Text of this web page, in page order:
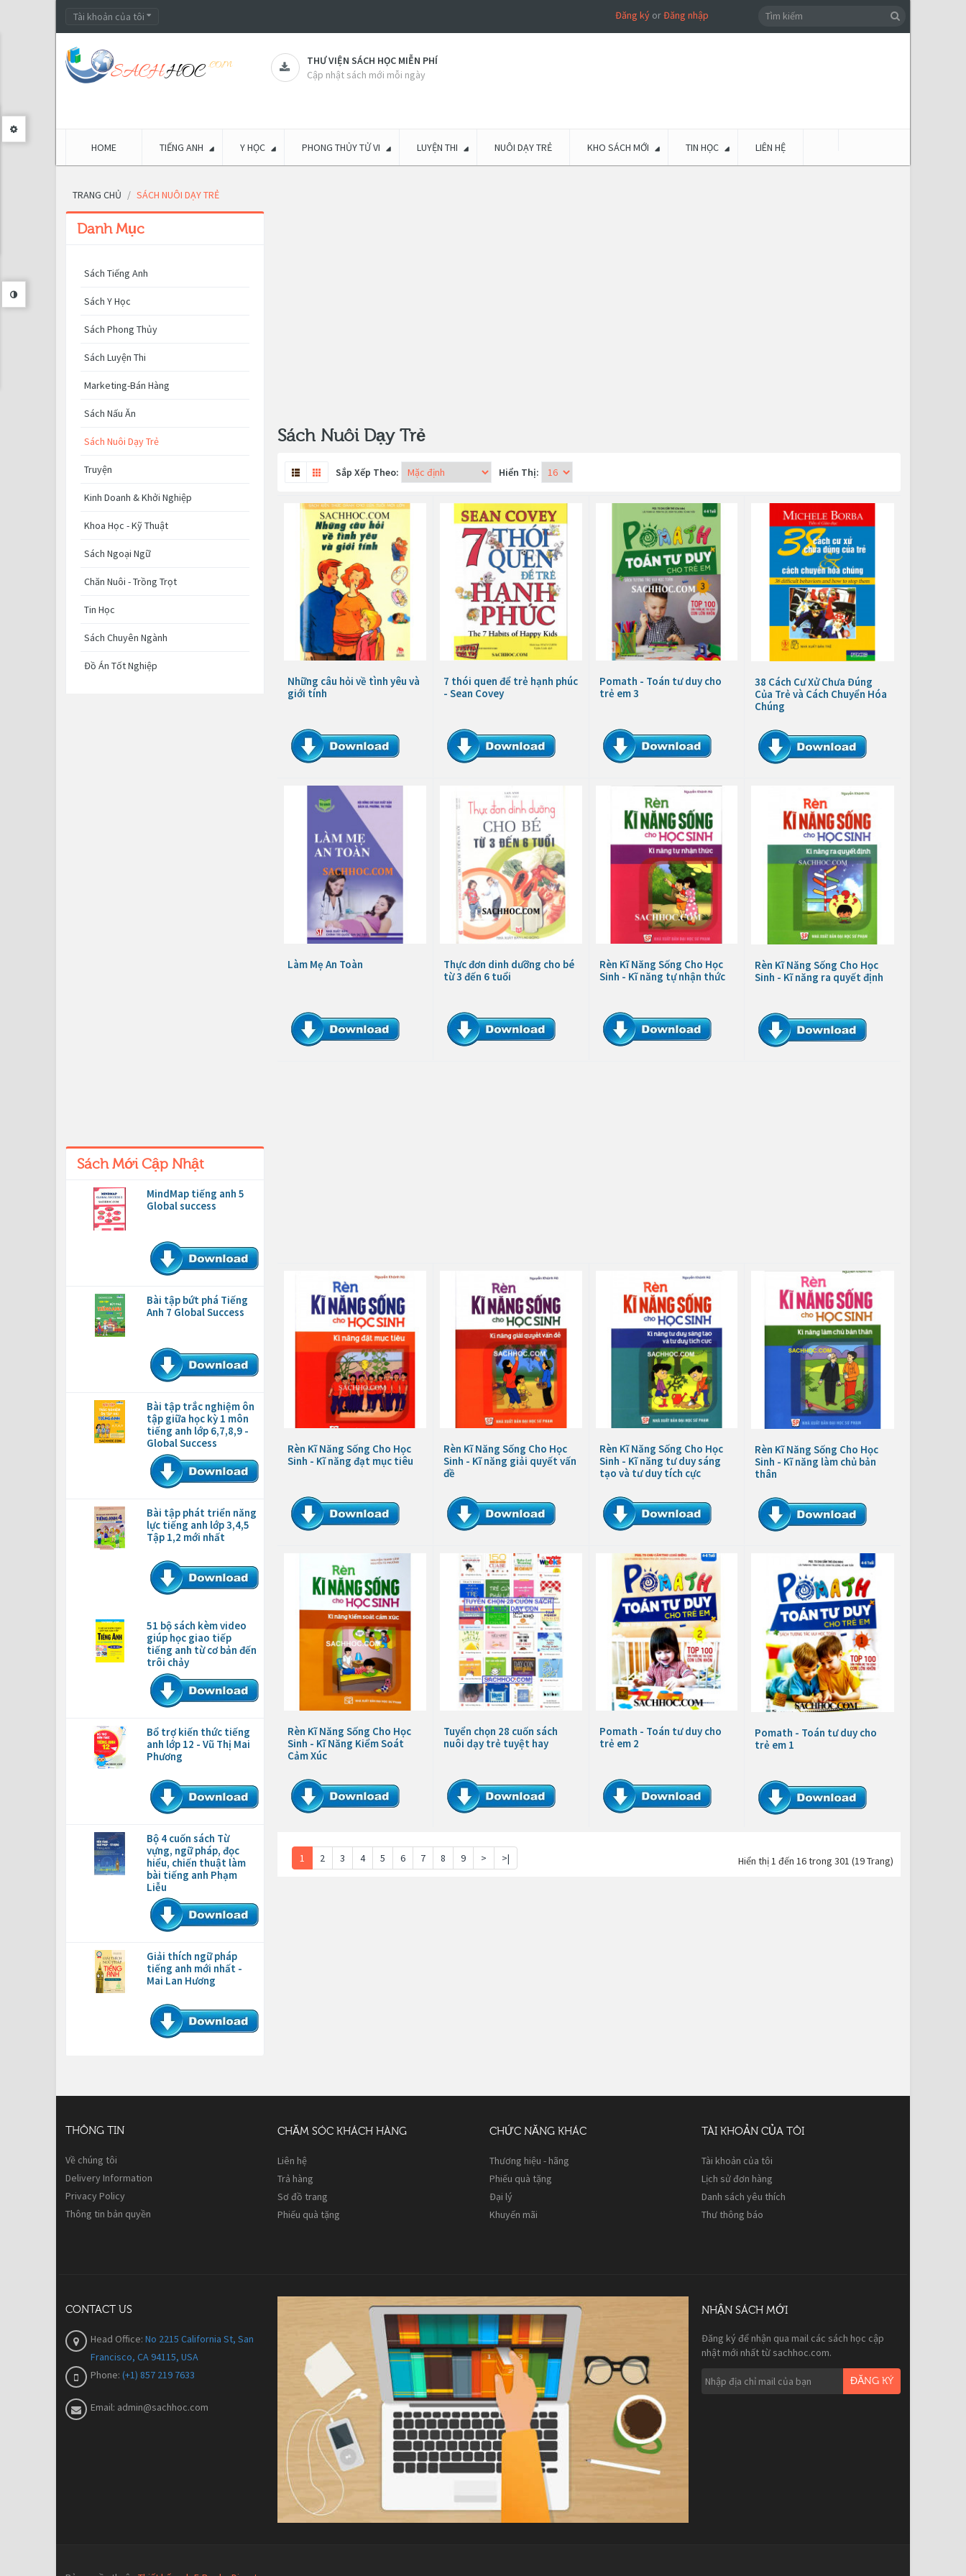
Tài khoản của tôi Đăng kýorĐăng nhập
THƯ VIỆN SÁCH HỌC MIỄN PHÍ
Cập nhật sách mới mỗi ngày
HOME TIẾNG ANH Y HỌC PHONG THỦY TỬ VI LUYỆN THI NUÔI DẠY TRẺ KHO SÁCH MỚI TIN HỌC LIÊN HỆ
TRANG CHỦ SÁCH NUÔI DẠY TRẺ
Danh Mục
Sách Tiếng Anh
Sách Y Học
Sách Phong Thủy
Sách Luyện Thi
Marketing-Bán Hàng
Sách Nấu Ăn
Sách Nuôi Dạy Trẻ
Truyện
Kinh Doanh & Khởi Nghiệp
Khoa Học - Kỹ Thuật
Sách Ngoại Ngữ
Chăn Nuôi - Trồng Trọt
Tin Học
Sách Chuyên Ngành
Đồ Án Tốt Nghiệp
Sách Mới Cập Nhật
MindMap tiếng anh 5
Global success
Bài tập bứt phá Tiếng
Anh 7 Global Success
Bài tập trắc nghiệm ôn
tập giữa học kỳ 1 môn
tiếng anh lớp 6,7,8,9 -
Global Success
Bài tập phát triển năng
lực tiếng anh lớp 3,4,5
Tập 1,2 mới nhất
51 bộ sách kèm video
giúp học giao tiếp
tiếng anh từ cơ bản đến
trôi chảy
Bổ trợ kiến thức tiếng
anh lớp 12 - Vũ Thị Mai
Phương
Bộ 4 cuốn sách Từ
vựng, ngữ pháp, đọc
hiểu, chiến thuật làm
bài tiếng anh Phạm
Liễu
Giải thích ngữ pháp
tiếng anh mới nhất -
Mai Lan Hương
Sách Nuôi Dạy Trẻ
Sắp Xếp Theo: Hiển Thị:
Những câu hỏi về tình yêu và
giới tính
7 thói quen để trẻ hạnh phúc
- Sean Covey
Pomath - Toán tư duy cho
trẻ em 3
38 Cách Cư Xử Chưa Đúng
Của Trẻ và Cách Chuyển Hóa
Chúng
Làm Mẹ An Toàn
Thực đơn dinh dưỡng cho bé
từ 3 đến 6 tuổi
Rèn Kĩ Năng Sống Cho Học
Sinh - Kĩ năng tự nhận thức
Rèn Kĩ Năng Sống Cho Học
Sinh - Kĩ năng ra quyết định
Rèn Kĩ Năng Sống Cho Học
Sinh - Kĩ năng đạt mục tiêu
Rèn Kĩ Năng Sống Cho Học
Sinh - Kĩ năng giải quyết vấn
đề
Rèn Kĩ Năng Sống Cho Học
Sinh - Kĩ năng tư duy sáng
tạo và tư duy tích cực
Rèn Kĩ Năng Sống Cho Học
Sinh - Kĩ năng làm chủ bản
thân
Rèn Kĩ Năng Sống Cho Học
Sinh - Kĩ Năng Kiểm Soát
Cảm Xúc
Tuyển chọn 28 cuốn sách
nuôi dạy trẻ tuyệt hay
Pomath - Toán tư duy cho
trẻ em 2
Pomath - Toán tư duy cho
trẻ em 1
1 2 3 4 5 6 7 8 9 > >| Hiển thị 1 đến 16 trong 301 (19 Trang)
THÔNG TIN
Về chúng tôi
Delivery Information
Privacy Policy
Thông tin bản quyền
CHĂM SÓC KHÁCH HÀNG
Liên hệ
Trả hàng
Sơ đồ trang
Phiếu quà tặng
CHỨC NĂNG KHÁC
Thương hiệu - hãng
Phiếu quà tặng
Đại lý
Khuyến mãi
TÀI KHOẢN CỦA TÔI
Tài khoản của tôi
Lịch sử đơn hàng
Danh sách yêu thích
Thư thông báo
CONTACT US
Head Office: No 2215 California St, San
Francisco, CA 94115, USA
Phone: (+1) 857 219 7633
Email: admin@sachhoc.com
NHẬN SÁCH MỚI
Đăng ký để nhận qua mail các sách học cập
nhật mới nhất từ sachhoc.com.
ĐĂNG KÝ